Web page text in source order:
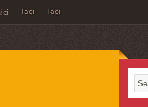
Tagi Tagi